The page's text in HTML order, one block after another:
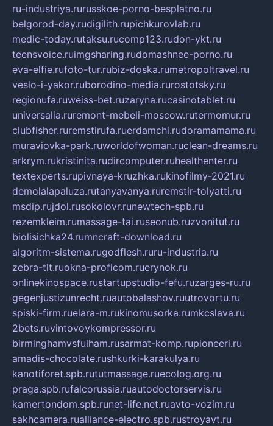
ru-industriya.rurusskoe-porno-besplatno.ru
belgorod-day.rudigilith.rupichkurovlab.ru
medic-today.rutaksu.rucomp123.rudon-ykt.ru
teensvoice.ruimgsharing.rudomashnee-porno.ru
eva-elfie.rufoto-tur.rubiz-doska.rumetropoltravel.ru
veslo-i-yakor.ruborodino-media.rurostotsky.ru
regionufa.ruweiss-bet.ruzaryna.rucasinotablet.ru
universalia.ruremont-mebeli-moscow.rutermomur.ru
clubfisher.ruremstirufa.ruerdamchi.rudoramamama.ru
muraviovka-park.ruworldofwoman.ruclean-dreams.ru
arkrym.rukristinita.rudircomputer.ruhealthenter.ru
textexperts.rupivnaya-kruzhka.rukinofilmy-2021.ru
demolalapaluza.rutanyavanya.ruremstir-tolyatti.ru
msdip.rujdol.rusokolovr.runewtech-spb.ru
rezemkleim.rumassage-tai.ruseonub.ruzvonitut.ru
biolisichka24.rumncraft-download.ru
algoritm-sistema.rugodflesh.ruru-industria.ru
zebra-tlt.ruokna-proficom.ruerynok.ru
onlinekinospace.rustartupstudio-fefu.ruzarges-ru.ru
gegenjustizunrecht.ruautobalashov.ruutrovortu.ru
spiski-firm.ruelara-m.rukinomusorka.rumkcslava.ru
2bets.ruvintovoykompressor.ru
birminghamvsfulham.rusarmat-komp.rupioneeri.ru
amadis-chocolate.rushkurki-karakulya.ru
kanotiforet.spb.rututmassage.ruecolog.org.ru
praga.spb.rufalcorussia.ruautodoctorservis.ru
kamertondom.spb.runet-life.net.ruavto-vozim.ru
sakhcamera.rualliance-electro.spb.rustroyavt.ru